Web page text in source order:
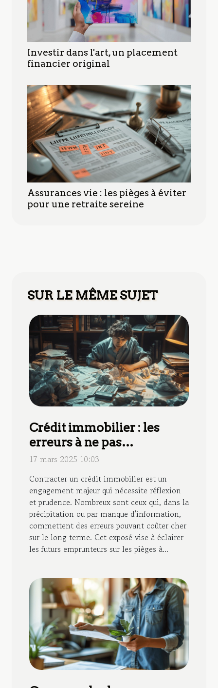
Investir dans l'art, un placement
financier original
Assurances vie : les pièges à éviter
pour une retraite sereine
SUR LE MÊME SUJET
Crédit immobilier : les
erreurs à ne pas
commettre
17 mars 2025 10:03
Contracter un crédit immobilier est un
engagement majeur qui nécessite réflexion
et prudence. Nombreux sont ceux qui, dans la
précipitation ou par manque d'information,
commettent des erreurs pouvant coûter cher
sur le long terme. Cet exposé vise à éclairer
les futurs emprunteurs sur les pièges à...